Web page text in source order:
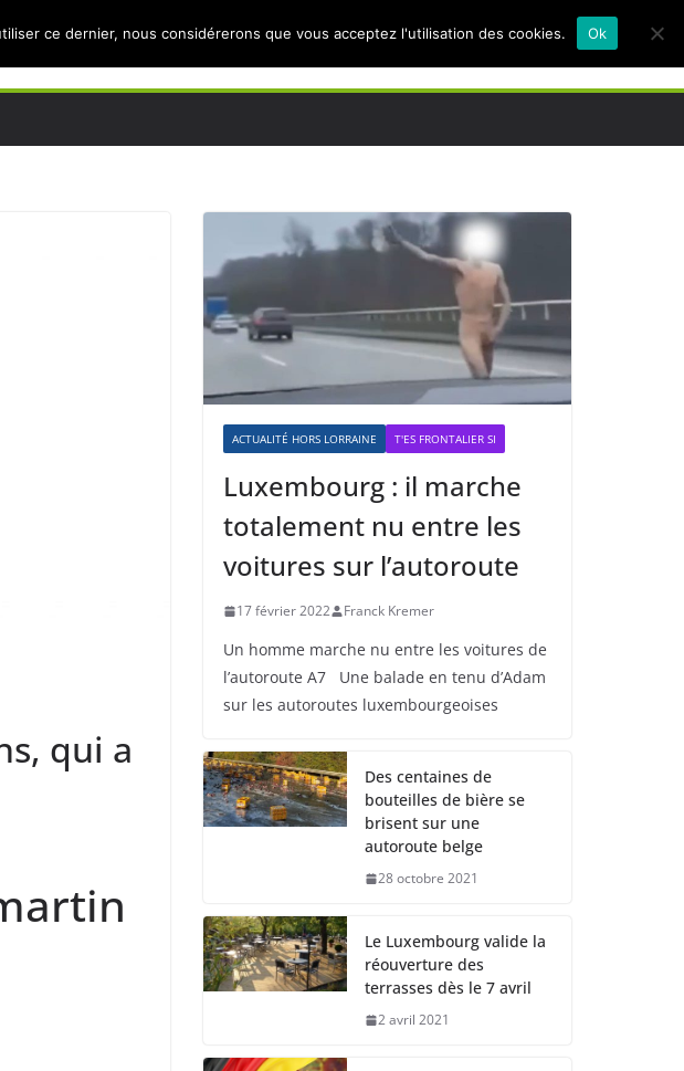
qui a
ACTUALITÉ HORS LORRAINE T'ES FRONTALIER SI
Luxembourg : il marche
totalement nu entre les
voitures sur l’autoroute
17 février 2022 Franck Kremer
Un homme marche nu entre les voitures de
l’autoroute A7 Une balade en tenu d’Adam
sur les autoroutes luxembourgeoises
Des centaines de
bouteilles de bière se
brisent sur une
autoroute belge
28 octobre 2021
Le Luxembourg valide la
réouverture des
terrasses dès le 7 avril
2 avril 2021
ce dernier, nous considérerons que vous acceptez l'utilisation des cookies. Ok